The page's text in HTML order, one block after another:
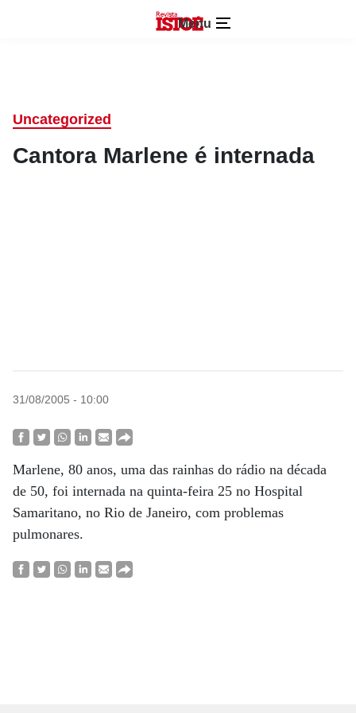
Menu
Uncategorized
Cantora Marlene é internada
31/08/2005 - 10:00
Marlene, 80 anos, uma das rainhas do rádio na década
de 50, foi internada na quinta-feira 25 no Hospital
Samaritano, no Rio de Janeiro, com problemas
pulmonares.